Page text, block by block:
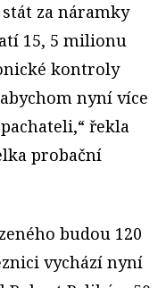
za náramky
15, 5 milionu
kontroly
nyní více
řekla
probační
budou 120
vychází nyní